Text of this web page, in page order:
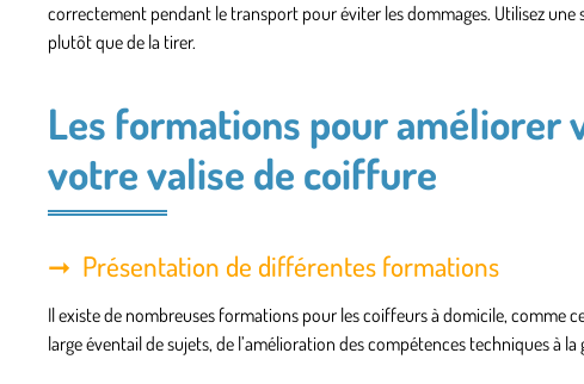
correctement pendant le transport pour éviter les dommages. Utilisez
plutôt que de la tirer.
Les formations pour améliorer
votre valise de coiffure
Présentation de différentes formations
Il existe de nombreuses formations pour les coiffeurs à domicile, comme
large éventail de sujets, de l’amélioration des compétences techniques à